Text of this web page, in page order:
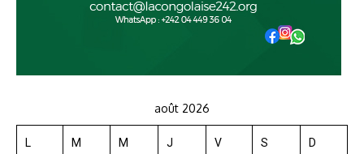
août 2026
L M M J V S D